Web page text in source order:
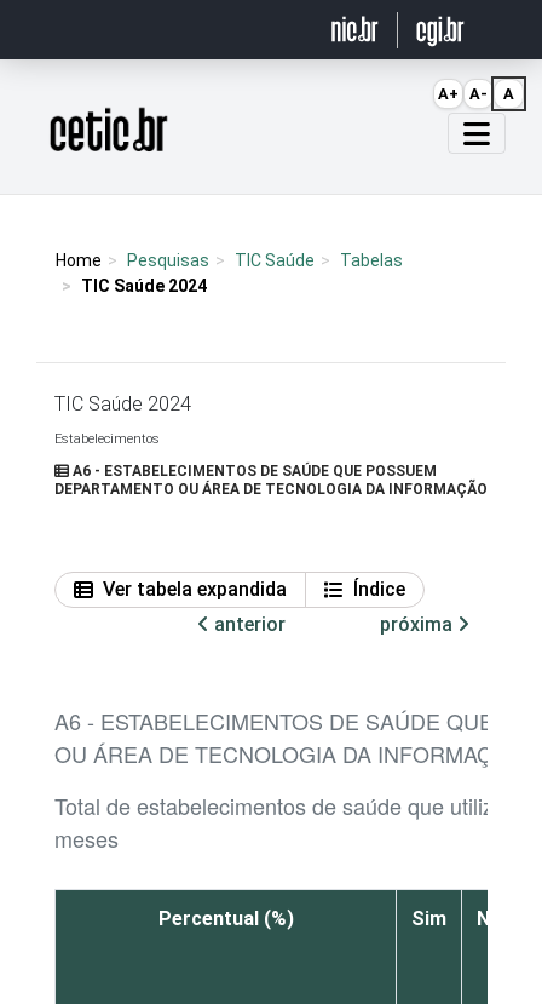
Página inicial
Home Pesquisas TIC Saúde
Tabelas
TIC Saúde 2024
TIC Saúde 2024
Estabelecimentos
A6 - ESTABELECIMENTOS DE SAÚDE QUE POSSUEM
DEPARTAMENTO OU ÁREA DE TECNOLOGIA DA INFORMAÇÃO
Ver tabela expandida
Índice
anterior
próxima
A6 - ESTABELECIMENTOS DE SAÚDE QUE
OU ÁREA DE TECNOLOGIA DA INFORMAÇÃO
Total de estabelecimentos de saúde que
meses
Percentual (%) Sim Não
A+ A- A